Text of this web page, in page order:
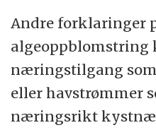
Andre forklaringer
næringstilgang
eller havstrømmer
næringsrikt